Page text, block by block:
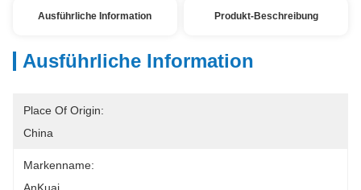
Ausführliche Information Produkt-Beschreibung
Ausführliche Information
Place Of Origin:
China
Markenname: